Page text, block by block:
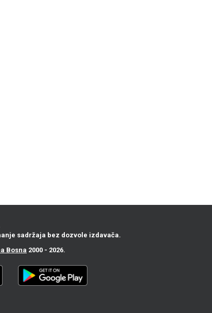
sadržaja bez dozvole izdavača.
Bosna 2000 - 2026.